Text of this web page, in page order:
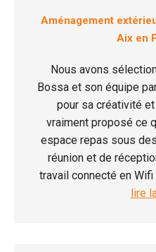
Aménagement
Aix en
Nous avons
Bossa et son équipe
pour sa créativité
vraiment proposé ce
espace repas sous
réunion et de
travail connecté en Wifi
lire